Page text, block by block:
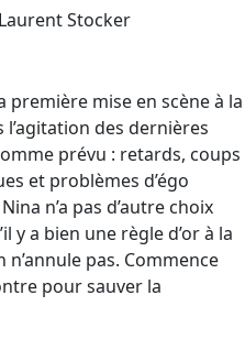
Stocker
première mise en scène à la
l’agitation des dernières
prévu : retards, coups
et problèmes d’égo
n’a pas d’autre choix
y a bien une règle d’or à la
n’annule pas. Commence
pour sauver la